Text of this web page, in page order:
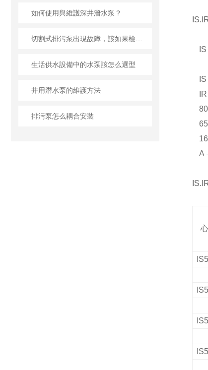
如何使用與維護深井潛水泵？
生活供水設備中的水泵該怎么選型
井用潛水泵的維護方法
排污泵怎么耦合安裝
A